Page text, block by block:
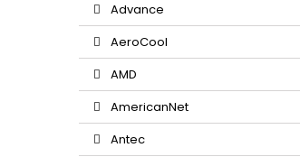
Advance
AeroCool
AMD
AmericanNet
Antec